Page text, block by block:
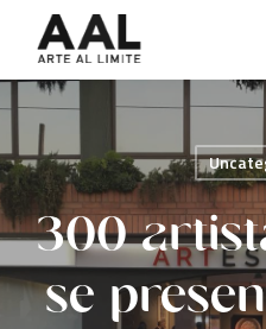
main
content
300
se